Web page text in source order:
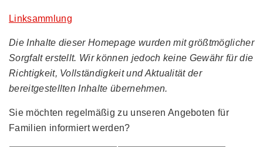
Linksammlung
Die Inhalte dieser Homepage wurden mit größtmöglicher
Sorgfalt erstellt. Wir können jedoch keine Gewähr für die
Richtigkeit, Vollständigkeit und Aktualität der
bereitgestellten Inhalte übernehmen.
Sie möchten regelmäßig zu unseren Angeboten für
Familien informiert werden?